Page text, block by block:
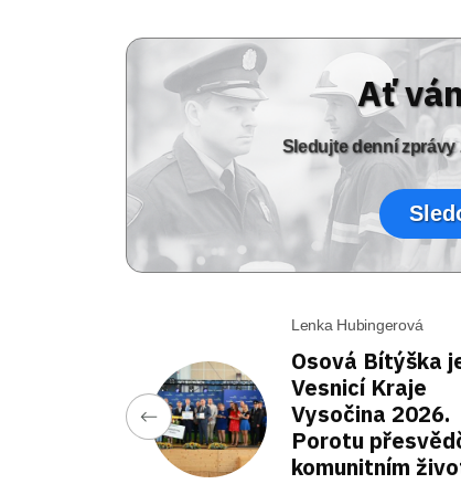
Ať
Sledujte denní
Lenka Hubingerová
Osová Bítýška
Vesnicí Kraje
Vysočina 2026.
Porotu
komunitním